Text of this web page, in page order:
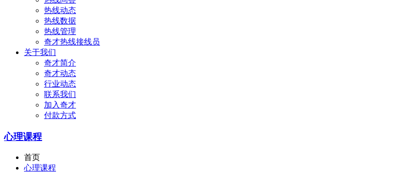
热线动态
热线数据
热线管理
奇才热线接线员
关于我们
奇才简介
奇才动态
行业动态
联系我们
加入奇才
付款方式
心理课程
首页
心理课程